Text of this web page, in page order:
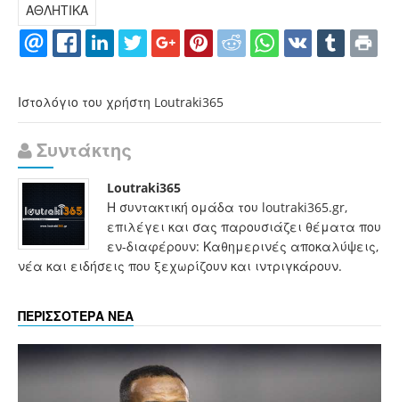
ΑΘΛΗΤΙΚΑ
Ιστολόγιο του χρήστη Loutraki365
Συντάκτης
Loutraki365
Η συντακτική ομάδα του loutraki365.gr,
επιλέγει και σας παρουσιάζει θέματα που
εν-διαφέρουν: Καθημερινές αποκαλύψεις,
νέα και ειδήσεις που ξεχωρίζουν και ιντριγκάρουν.
ΠΕΡΙΣΣΟΤΕΡΑ ΝΕΑ